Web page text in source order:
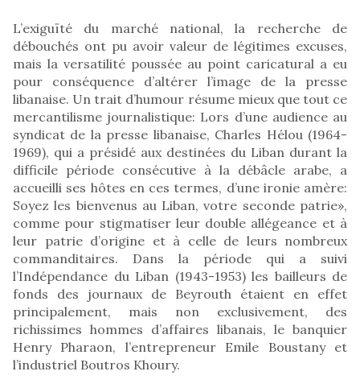
L’exiguïté du marché national, la recherche de
débouchés ont pu avoir valeur de légitimes excuses,
mais la versatilité poussée au point caricatural a eu
pour conséquence d’altérer l’image de la presse
libanaise. Un trait d’humour résume mieux que tout ce
mercantilisme journalistique: Lors d’une audience au
syndicat de la presse libanaise, Charles Hélou (1964-
1969), qui a présidé aux destinées du Liban durant la
difficile période consécutive à la débâcle arabe, a
accueilli ses hôtes en ces termes, d’une ironie amère:
Soyez les bienvenus au Liban, votre seconde patrie»,
comme pour stigmatiser leur double allégeance et à
leur patrie d’origine et à celle de leurs nombreux
commanditaires. Dans la période qui a suivi
l’Indépendance du Liban (1943-1953) les bailleurs de
fonds des journaux de Beyrouth étaient en effet
principalement, mais non exclusivement, des
richissimes hommes d’affaires libanais, le banquier
Henry Pharaon, l’entrepreneur Emile Boustany et
l’industriel Boutros Khoury.